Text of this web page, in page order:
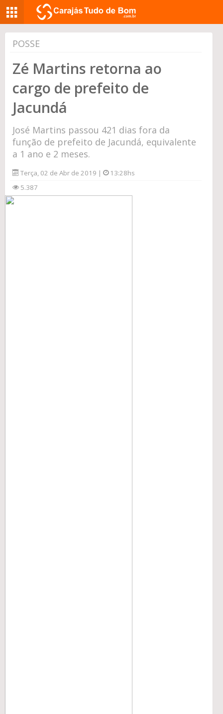
POSSE
Zé Martins retorna ao
cargo de prefeito de
Jacundá
José Martins passou 421 dias fora da
função de prefeito de Jacundá, equivalente
a 1 ano e 2 meses.
Terça, 02 de Abr de 2019 |
13:28hs
5.387